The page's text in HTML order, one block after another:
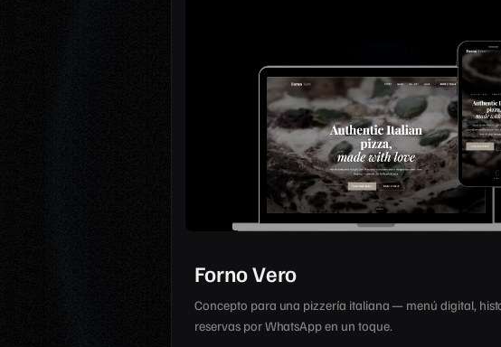
Forno Vero
Concepto para una pizzería italiana — menú digital,
reservas por WhatsApp en un toque.